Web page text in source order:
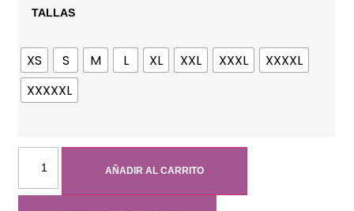
TALLAS
XS S M L XL XXL XXXL
XXXXL
XXXXXL
AÑADIR AL CARRITO